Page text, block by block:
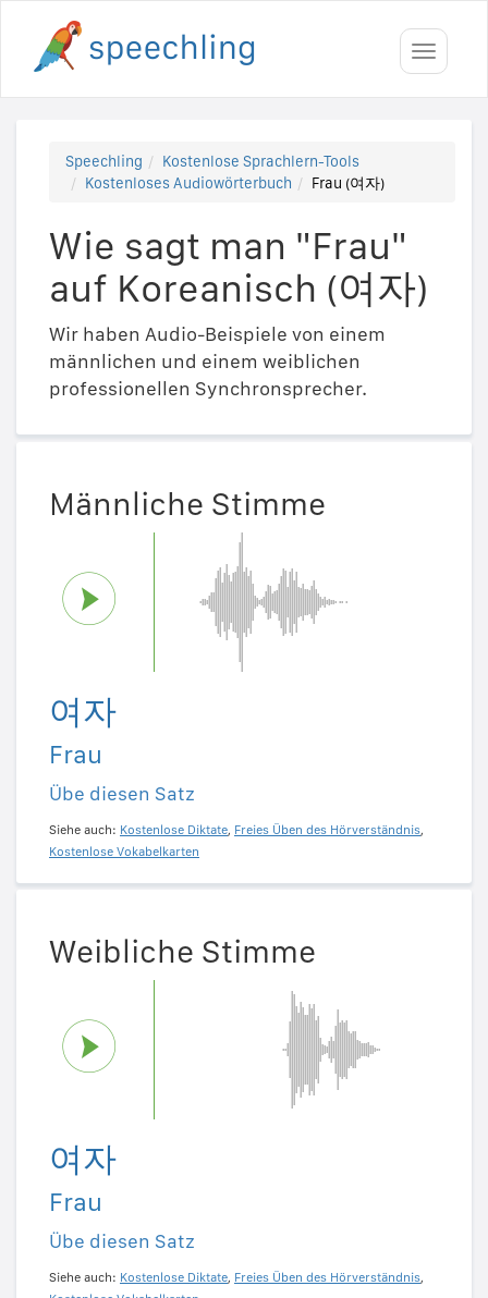
Toggle
Speechling
Kostenlose Sprachlern-Tools
Kostenloses Audiowörterbuch
Frau (여자)
Wie sagt man "Frau"
auf Koreanisch (여자)
Wir haben Audio-Beispiele von einem
männlichen und einem weiblichen
professionellen Synchronsprecher.
Männliche Stimme
여자
Frau
Übe diesen Satz
Siehe auch: Kostenlose Diktate, Freies Üben des Hörverständnis,
Kostenlose Vokabelkarten
Weibliche Stimme
여자
Frau
Übe diesen Satz
Siehe auch: Kostenlose Diktate, Freies Üben des Hörverständnis,